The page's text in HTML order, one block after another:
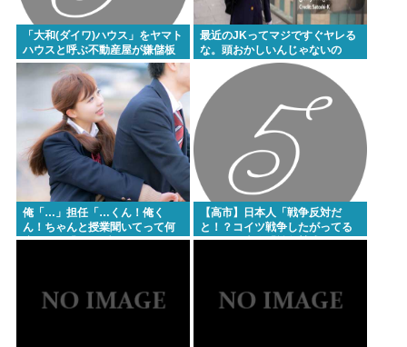
【九州名物】鶏刺し食べた医師、全身麻痺へ…「死
んだほうが良い」
へずまりゅう、被災地で発熱。現地の医療リソース
消耗させるとか予想以上に迷惑だったな
【衝撃】ジャンポケ斉藤の被害女性「バウムクーヘ
ン売ったりTikTokライブしててムカついたから示談
しなかった」←コレってさ…
日産e-power、無給油で1980km走行しギネス記録を
達成、無駄な発電や送電ロスなくEVよりエコを証明
近場で「天の川」見れる場所教えて🥺
「大和(ダイワ)ハウス」をヤマト
ハウスと呼ぶ不動産屋が嫌儲板
に現れる
最近のJKってマジですぐヤレる
な。頭おかしいんじゃないの
俺「…」担任「…くん！俺く
ん！ちゃんと授業聞いてって何
度m」俺「(───来るッ！)」
【高市】日本人「戦争反対だ
と！？コイツ戦争したがってる
ぞ！」日本人「戦争賛成こそが